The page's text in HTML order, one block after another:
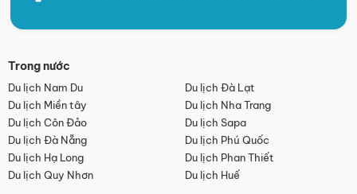
Trong nước
Du lịch Nam Du
Du lịch Đà Lạt
Du lịch Miền tây
Du lịch Nha Trang
Du lịch Côn Đảo
Du lịch Sapa
Du lịch Đà Nẵng
Du lịch Phú Quốc
Du lịch Hạ Long
Du lịch Phan Thiết
Du lịch Quy Nhơn
Du lịch Huế